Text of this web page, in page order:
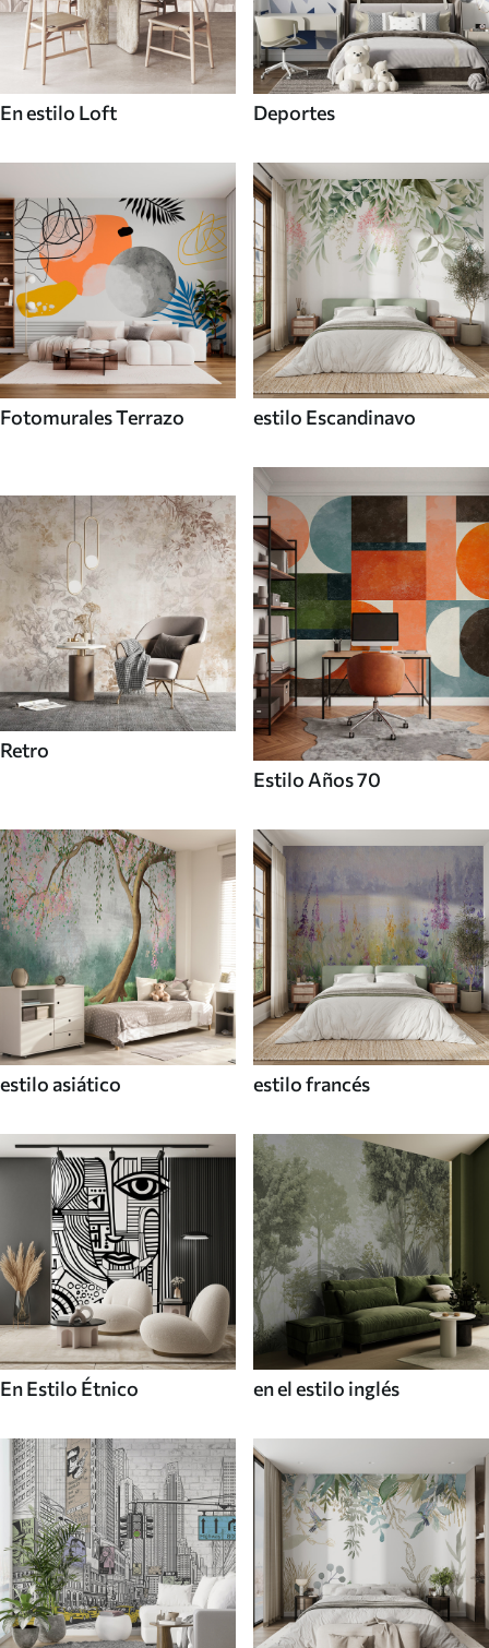
En estilo Loft Deportes
Fotomurales Terrazo estilo Escandinavo
Retro
Estilo Años 70
estilo asiático estilo francés
En Estilo Étnico en el estilo inglés